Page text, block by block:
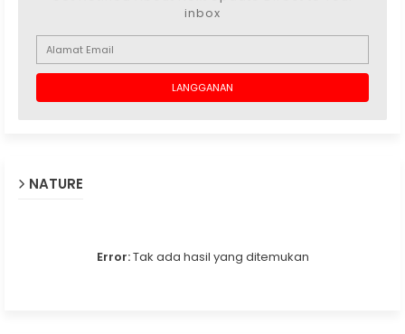
inbox
NATURE
Error:Tak ada hasil yang ditemukan